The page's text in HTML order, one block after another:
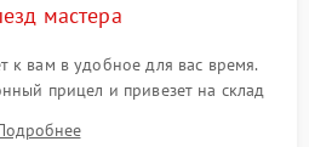
мастера
к вам в удобное для вас время.
прицел и привезет на склад